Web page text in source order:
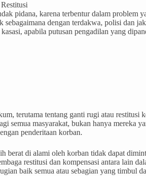
pidana, karena terbentur dalam problem
dengan terdakwa, polisi dan
apabila putusan pengadilan yang
terutama tentang ganti rugi atau restitusi
semua masyarakat, bukan hanya mereka
penderitaan korban.
di alami oleh korban tidak dapat
restitusi dan kompensasi antara lain
baik semua atau sebagian yang timbul